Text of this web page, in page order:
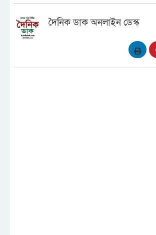
দৈনিক ডাক অনলাইন ডেস্ক